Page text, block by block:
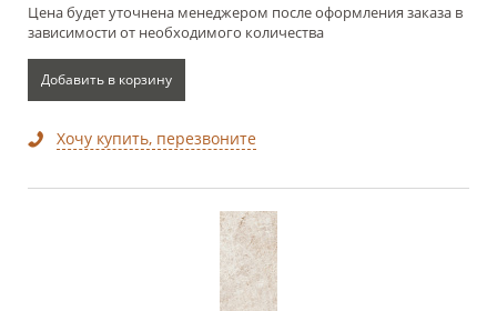
Цена будет уточнена менеджером после оформления заказа в
зависимости от необходимого количества
Добавить в корзину
Хочу купить, перезвоните